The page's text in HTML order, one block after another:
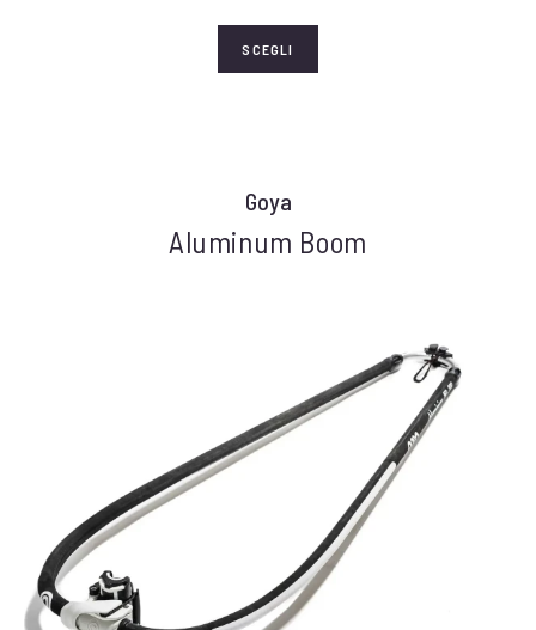
SCEGLI
Goya
Aluminum Boom